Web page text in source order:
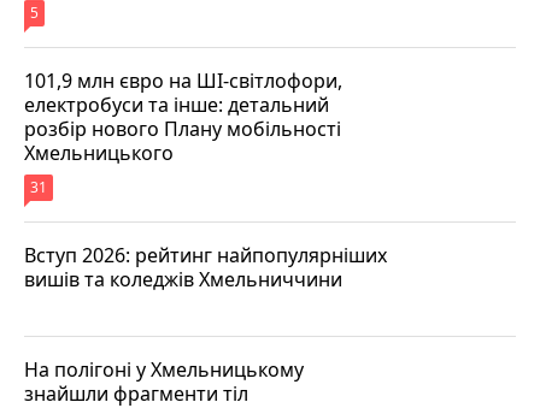
5
101,9 млн євро на ШІ-світлофори,
електробуси та інше: детальний
розбір нового Плану мобільності
Хмельницького
31
Вступ 2026: рейтинг найпопулярніших
вишів та коледжів Хмельниччини
На полігоні у Хмельницькому
знайшли фрагменти тіл